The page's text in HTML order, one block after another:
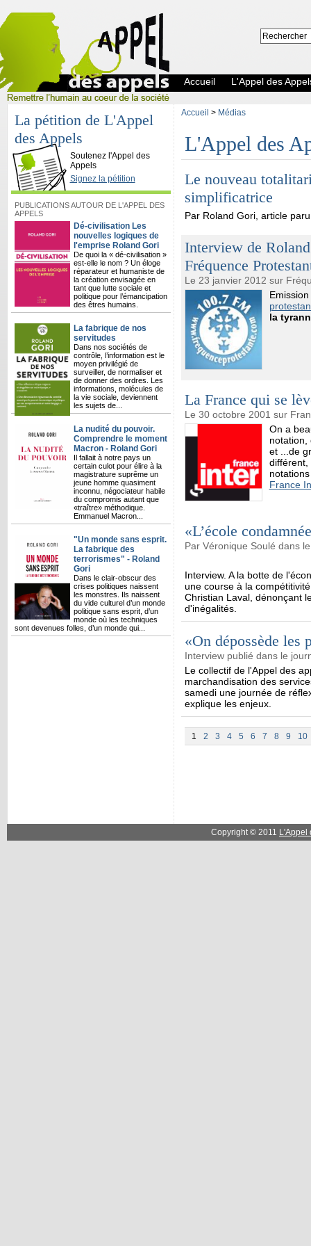
L'Appel des Appels
Accueil L'Appel des
La pétition de L'Appel
des Appels
Soutenez l'Appel des
Appels
Signez la pétition
PUBLICATIONS AUTOUR DE L'APPEL DES
APPELS
Dé-civilisation Les
nouvelles logiques de
l'emprise Roland Gori
De quoi la « dé-civilisation »
est-elle le nom ? Un éloge
réparateur et humaniste de
la création envisagée en
tant que lutte sociale et
politique pour l’émancipation
des êtres humains.
La fabrique de nos
servitudes
Dans nos sociétés de
contrôle, l’information est le
moyen privilégié de
surveiller, de normaliser et
de donner des ordres. Les
informations, molécules de
la vie sociale, deviennent
les sujets de...
La nudité du pouvoir.
Comprendre le moment
Macron - Roland Gori
Il fallait à notre pays un
certain culot pour élire à la
magistrature suprême un
jeune homme quasiment
inconnu, négociateur habile
du compromis autant que
«traître» méthodique.
Emmanuel Macron...
"Un monde sans esprit.
La fabrique des
terrorismes" - Roland
Gori
Dans le clair-obscur des
crises politiques naissent
les monstres. Ils naissent
du vide culturel d’un monde
politique sans esprit, d’un
monde où les techniques
sont devenues folles, d’un monde qui...
Accueil > Médias
L'Appel des
Le nouveau
simplificatrice
Par Roland Gori, article
Interview de
Fréquence
Le 23 janvier 2012 sur
la
La France qui se
Le 30 octobre 2001 sur
On a
notation,
et ...de
différent,
France
«L’école
Par Véronique Soulé dans
Interview. A la botte de
une course à la
Christian Laval, dénonçant
d'inégalités.
«On dépossède les
Interview publié dans le
Le collectif de l'Appel des
marchandisation des
samedi une journée de
explique les enjeux.
1 2 3 4 5 6 7 8 9 10
Copyright © 2011 L'Appel